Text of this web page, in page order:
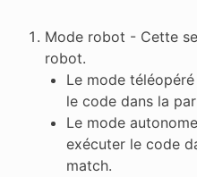
Mode robot - Cette
robot.
Le mode
le code dans la
Le mode
exécuter le code
match.